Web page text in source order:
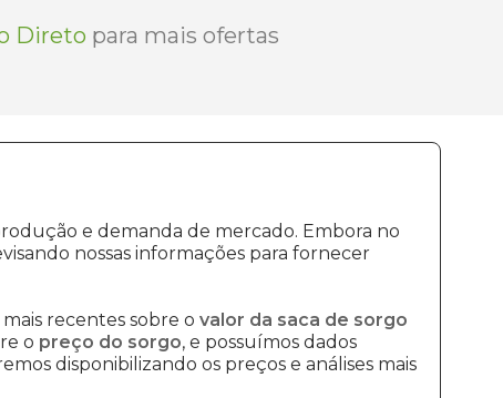
Direto para mais ofertas
e demanda de mercado. Embora no
nossas informações para fornecer
recentes sobre o valor da saca de sorgo
o preço do sorgo, e possuímos dados
disponibilizando os preços e análises mais